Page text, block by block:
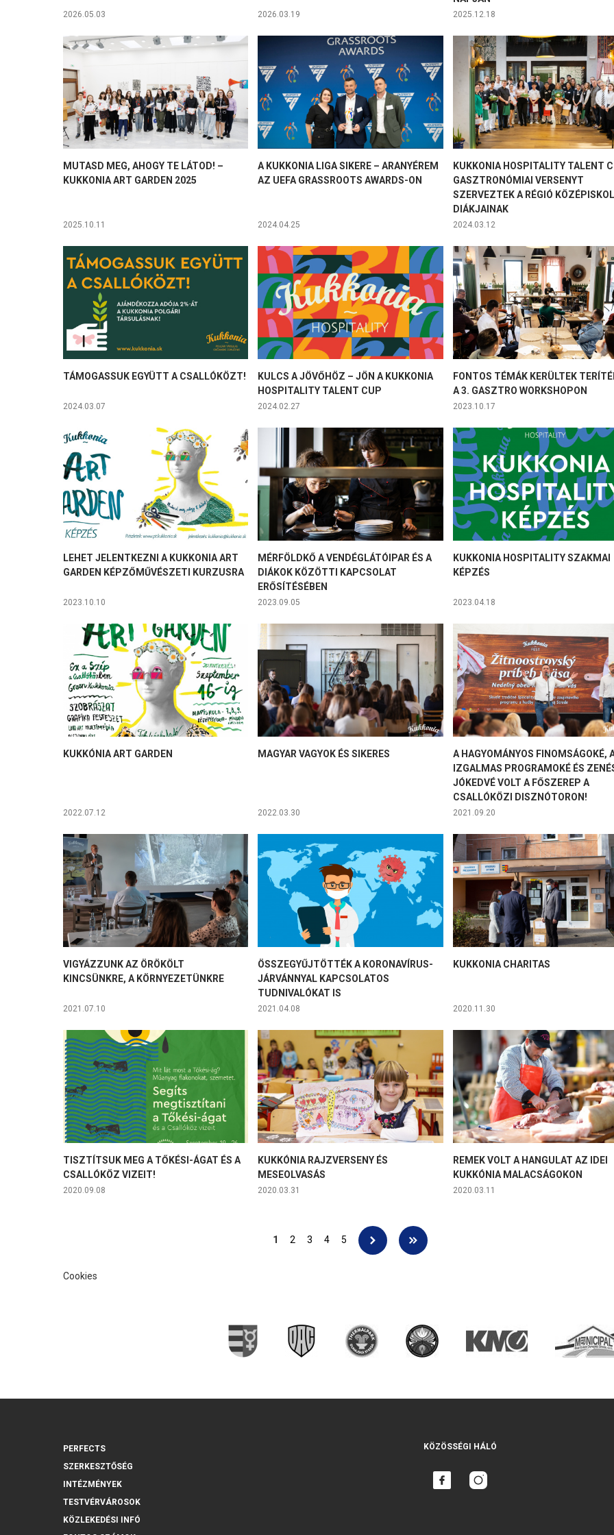
2026.05.03 2026.03.19 2025.12.18
MUTASD MEG, AHOGY TE LÁTOD! –
KUKKONIA ART GARDEN 2025
2025.10.11
A KUKKONIA LIGA SIKERE – ARANYÉREM
AZ UEFA GRASSROOTS AWARDS-ON
2024.04.25
KUKKONIA HOSPITALITY TALENT
GASZTRONÓMIAI VERSENYT
SZERVEZTEK A RÉGIÓ
DIÁKJAINAK
2024.03.12
TÁMOGASSUK EGYÜTT A CSALLÓKÖZT!
2024.03.07
KULCS A JÖVŐHÖZ – JÖN A KUKKONIA
HOSPITALITY TALENT CUP
2024.02.27
FONTOS TÉMÁK KERÜLTEK
A 3. GASZTRO WORKSHOPON
2023.10.17
LEHET JELENTKEZNI A KUKKONIA ART
GARDEN KÉPZŐMŰVÉSZETI KURZUSRA
2023.10.10
MÉRFÖLDKŐ A VENDÉGLÁTÓIPAR ÉS A
DIÁKOK KÖZÖTTI KAPCSOLAT
ERŐSÍTÉSÉBEN
2023.09.05
KUKKONIA HOSPITALITY SZAKMAI
KÉPZÉS
2023.04.18
KUKKÓNIA ART GARDEN
2022.07.12
MAGYAR VAGYOK ÉS SIKERES
2022.03.30
A HAGYOMÁNYOS FINOMSÁGOKÉ,
IZGALMAS PROGRAMOKÉ ÉS
JÓKEDVÉ VOLT A FŐSZEREP A
CSALLÓKÖZI DISZNÓTORON!
2021.09.20
VIGYÁZZUNK AZ ÖRÖKÖLT
KINCSÜNKRE, A KÖRNYEZETÜNKRE
2021.07.10
ÖSSZEGYŰJTÖTTÉK A KORONAVÍRUS-
JÁRVÁNNYAL KAPCSOLATOS
TUDNIVALÓKAT IS
2021.04.08
KUKKONIA CHARITAS
2020.11.30
TISZTÍTSUK MEG A TŐKÉSI-ÁGAT ÉS A
CSALLÓKÖZ VIZEIT!
2020.09.08
KUKKÓNIA RAJZVERSENY ÉS
MESEOLVASÁS
2020.03.31
REMEK VOLT A HANGULAT AZ IDEI
KUKKÓNIA MALACSÁGOKON
2020.03.11
1 2 3 4 5
Cookies
PERFECTS
SZERKESZTŐSÉG
INTÉZMÉNYEK
TESTVÉRVÁROSOK
KÖZLEKEDÉSI INFÓ
KÖZÖSSÉGI HÁLÓ